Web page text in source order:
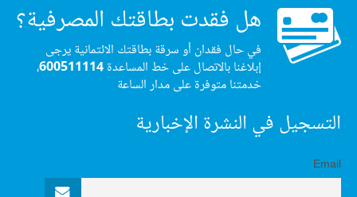
هل فقدت بطاقتك المصرفية؟
في حال فقدان أو سرقة بطاقتك الائتمانية يرجى
إبلاغنا بالاتصال على خط المساعدة600511114،
خدمتنا متوفرة على مدار الساعة
التسجيل في النشرة الإخبارية
Email